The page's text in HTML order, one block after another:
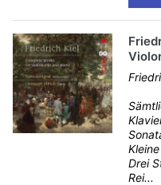
Drei
Rei...